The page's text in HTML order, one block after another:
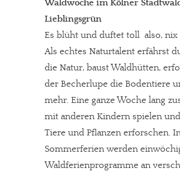
Waldwoche im Kölner
Lieblingsgrün
Es blüht und duftet toll  also, nix
Als echtes Naturtalent erfährst
die Natur, baust Waldhütten,
der Becherlupe die Bodentiere
mehr. Eine ganze Woche lang
mit anderen Kindern spielen
Tiere und Pflanzen erforschen.
Sommerferien werden
Waldferienprogramme an